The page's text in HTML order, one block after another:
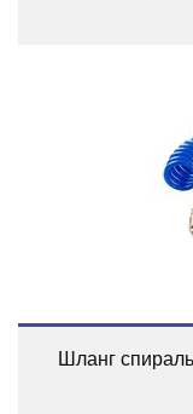
Шланг